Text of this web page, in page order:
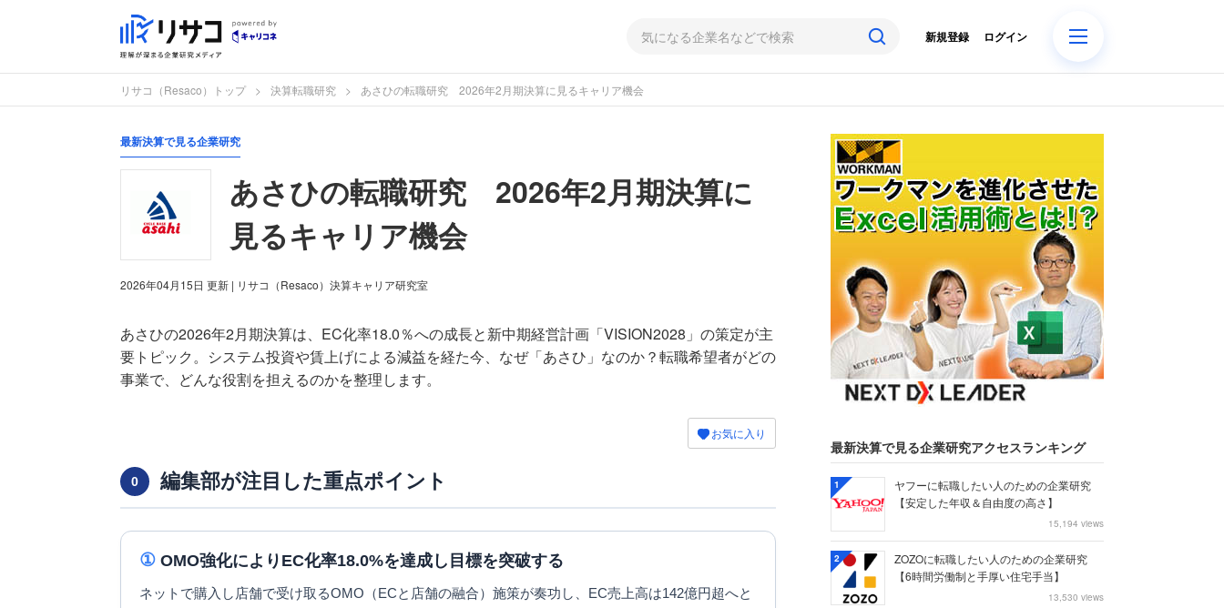
ログイン
新規登録
リサコ（Resaco）トップ 決算転職研究 あさひの転職研究 2026年2月期決算に見るキャリア機会
最新決算で見る企業研究
あさひの転職研究 2026年2月期決算に
見るキャリア機会
2026年04月15日 更新 | リサコ（Resaco）決算キャリア研究室
あさひの2026年2月期決算は、EC化率18.0％への成長と新中期経営計画「VISION2028」の策定が主
要トピック。システム投資や賃上げによる減益を経た今、なぜ「あさひ」なのか？転職希望者がどの
事業で、どんな役割を担えるのかを整理します。
お気に入り
0 編集部が注目した重点ポイント
① OMO強化によりEC化率18.0%を達成し目標を突破する
ネットで購入し店舗で受け取るOMO（ECと店舗の融合）施策が奏功し、EC売上高は142億円超へと
最新決算で見る企業研究アクセスランキング
1
ヤフーに転職したい人のための企業研究
【安定した年収＆自由度の高さ】
15,194 views
2
ZOZOに転職したい人のための企業研究
【6時間労働制と手厚い住宅手当】
13,530 views